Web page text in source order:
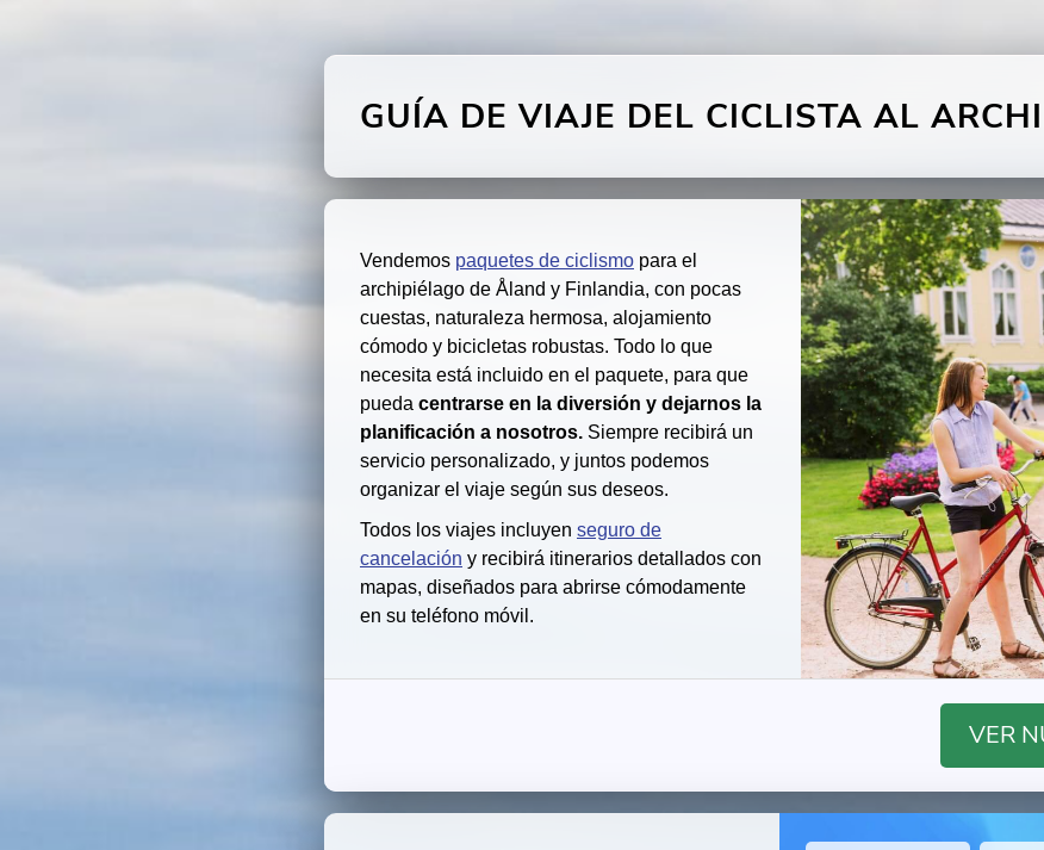
GUÍA DE VIAJE DEL CICLISTA AL
Vendemos paquetes de ciclismo para el
archipiélago de Åland y Finlandia, con pocas
cuestas, naturaleza hermosa, alojamiento
cómodo y bicicletas robustas. Todo lo que
necesita está incluido en el paquete, para que
pueda centrarse en la diversión y dejarnos la
planificación a nosotros. Siempre recibirá un
servicio personalizado, y juntos podemos
organizar el viaje según sus deseos.
Todos los viajes incluyen seguro de
cancelación y recibirá itinerarios detallados con
mapas, diseñados para abrirse cómodamente
en su teléfono móvil.
VER